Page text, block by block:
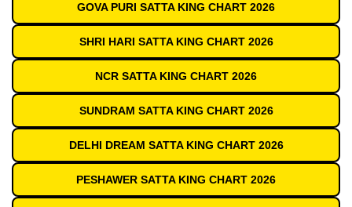
GOVA PURI SATTA KING CHART 2026
SHRI HARI SATTA KING CHART 2026
NCR SATTA KING CHART 2026
SUNDRAM SATTA KING CHART 2026
DELHI DREAM SATTA KING CHART 2026
PESHAWER SATTA KING CHART 2026